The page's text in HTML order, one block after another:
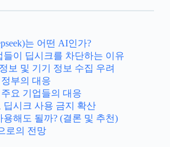
는 어떤 AI인가?
들이 딥시크를 차단하는 이유
보 및 기기 정보 수집 우려
부의 대응
요 기업들의 대응
딥시크 사용 금지 확산
용해도 될까? (결론 및 추천)
로의 전망